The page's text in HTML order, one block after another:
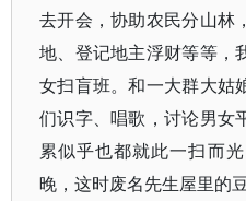
去开会，协助农民分山林
地、登记地主浮财等等，
女扫盲班。和一大群大姑
们识字、唱歌，讨论男女
累似乎也都就此一扫而
晚，这时废名先生屋里的